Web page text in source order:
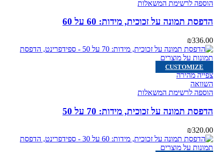
הוספה לרשימת המשאלות
הדפסת תמונה על זכוכית, מידות: 60 על 60
₪336.00
CUSTOMIZE
צפייה מהירה
השוואה
הוספה לרשימת המשאלות
הדפסת תמונה על זכוכית, מידות: 70 על 50
₪320.00